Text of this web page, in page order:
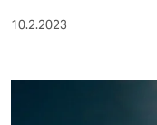
10.2.2023